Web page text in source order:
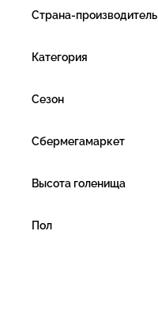
Страна-производитель
Категория
Сезон
Сбермегамаркет
Высота голенища
Пол